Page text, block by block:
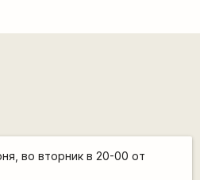
во вторник в 20-00 от